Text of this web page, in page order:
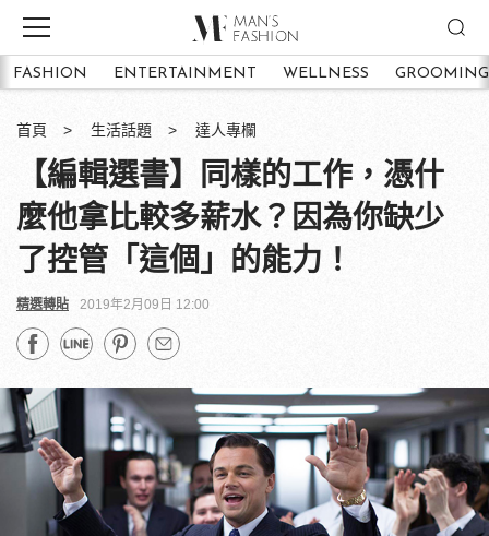
FASHION ENTERTAINMENT WELLNESS GROOMING
首頁 生活話題 達人專欄
【編輯選書】同樣的工作，憑什
麼他拿比較多薪水？因為你缺少
了控管「這個」的能力！
精選轉貼 2019年2月09日 12:00